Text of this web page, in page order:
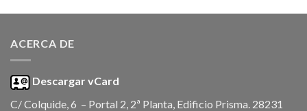
ACERCA DE
Descargar vCard
C/ Colquide, 6 – Portal 2, 2ª Planta, Edificio Prisma. 28231